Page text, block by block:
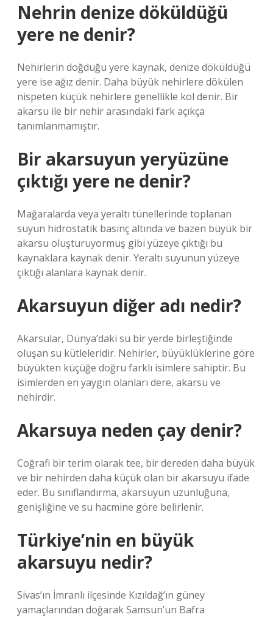
Nehrin denize döküldüğü
yere ne denir?
Nehirlerin doğduğu yere kaynak, denize döküldüğü
yere ise ağız denir. Daha büyük nehirlere dökülen
nispeten küçük nehirlere genellikle kol denir. Bir
akarsu ile bir nehir arasındaki fark açıkça
tanımlanmamıştır.
Bir akarsuyun yeryüzüne
çıktığı yere ne denir?
Mağaralarda veya yeraltı tünellerinde toplanan
suyun hidrostatik basınç altında ve bazen büyük bir
akarsu oluşturuyormuş gibi yüzeye çıktığı bu
kaynaklara kaynak denir. Yeraltı suyunun yüzeye
çıktığı alanlara kaynak denir.
Akarsuyun diğer adı nedir?
Akarsular, Dünya’daki su bir yerde birleştiğinde
oluşan su kütleleridir. Nehirler, büyüklüklerine göre
büyükten küçüğe doğru farklı isimlere sahiptir. Bu
isimlerden en yaygın olanları dere, akarsu ve
nehirdir.
Akarsuya neden çay denir?
Coğrafi bir terim olarak tee, bir dereden daha büyük
ve bir nehirden daha küçük olan bir akarsuyu ifade
eder. Bu sınıflandırma, akarsuyun uzunluğuna,
genişliğine ve su hacmine göre belirlenir.
Türkiye’nin en büyük
akarsuyu nedir?
Sivas’ın İmranlı ilçesinde Kızıldağ’ın güney
yamaçlarından doğarak Samsun’un Bafra